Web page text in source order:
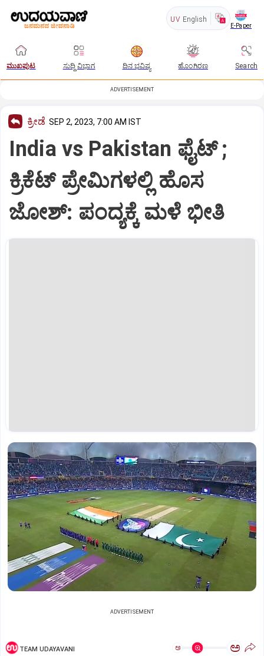
UV English
E-Paper
ಮುಖಪುಟ ಸುದ್ದಿ ವಿಭಾಗ ದಿನ ಭವಿಷ್ಯ ಹೊಂಗಿರಣ Search
ADVERTISEMENT
ಕ್ರೀಡೆ SEP 2, 2023, 7:00 AM IST
India vs Pakistan ಫೈಟ್‌ ;
ಕ್ರಿಕೆಟ್‌ ಪ್ರೇಮಿಗಳಲ್ಲಿ ಹೊಸ
ಜೋಶ್‌: ಪಂದ್ಯಕ್ಕೆ ಮಳೆ ಭೀತಿ
ADVERTISEMENT
TEAM UDAYAVANI ಅ ಅ